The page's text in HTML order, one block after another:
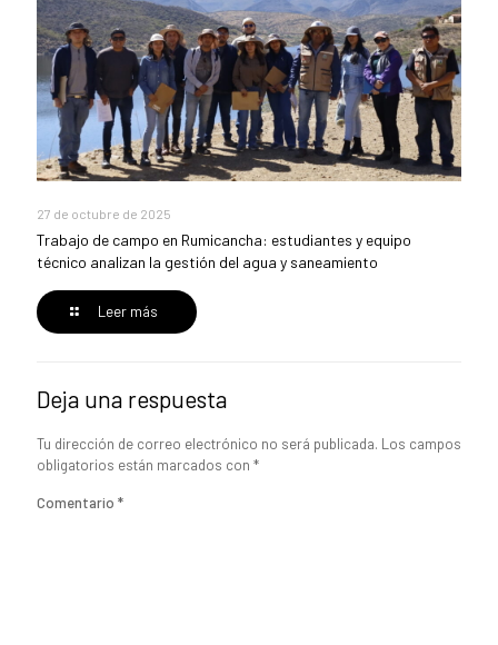
27 de octubre de 2025
Trabajo de campo en Rumicancha: estudiantes y equipo
técnico analizan la gestión del agua y saneamiento
Leer más
Deja una respuesta
Tu dirección de correo electrónico no será publicada. Los campos
obligatorios están marcados con *
Comentario *